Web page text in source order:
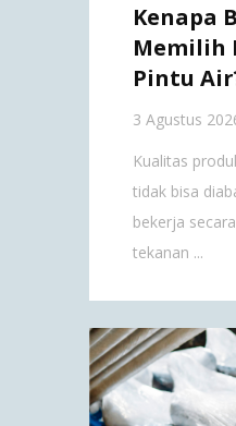
Kenapa
Memilih
Pintu
3 Agustus
Kualitas
tidak bisa
bekerja
tekanan ...